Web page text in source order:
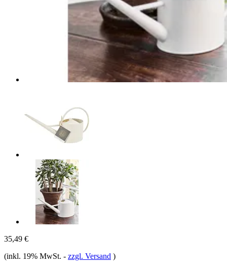
35,49 €
(inkl. 19% MwSt. - zzgl. Versand )